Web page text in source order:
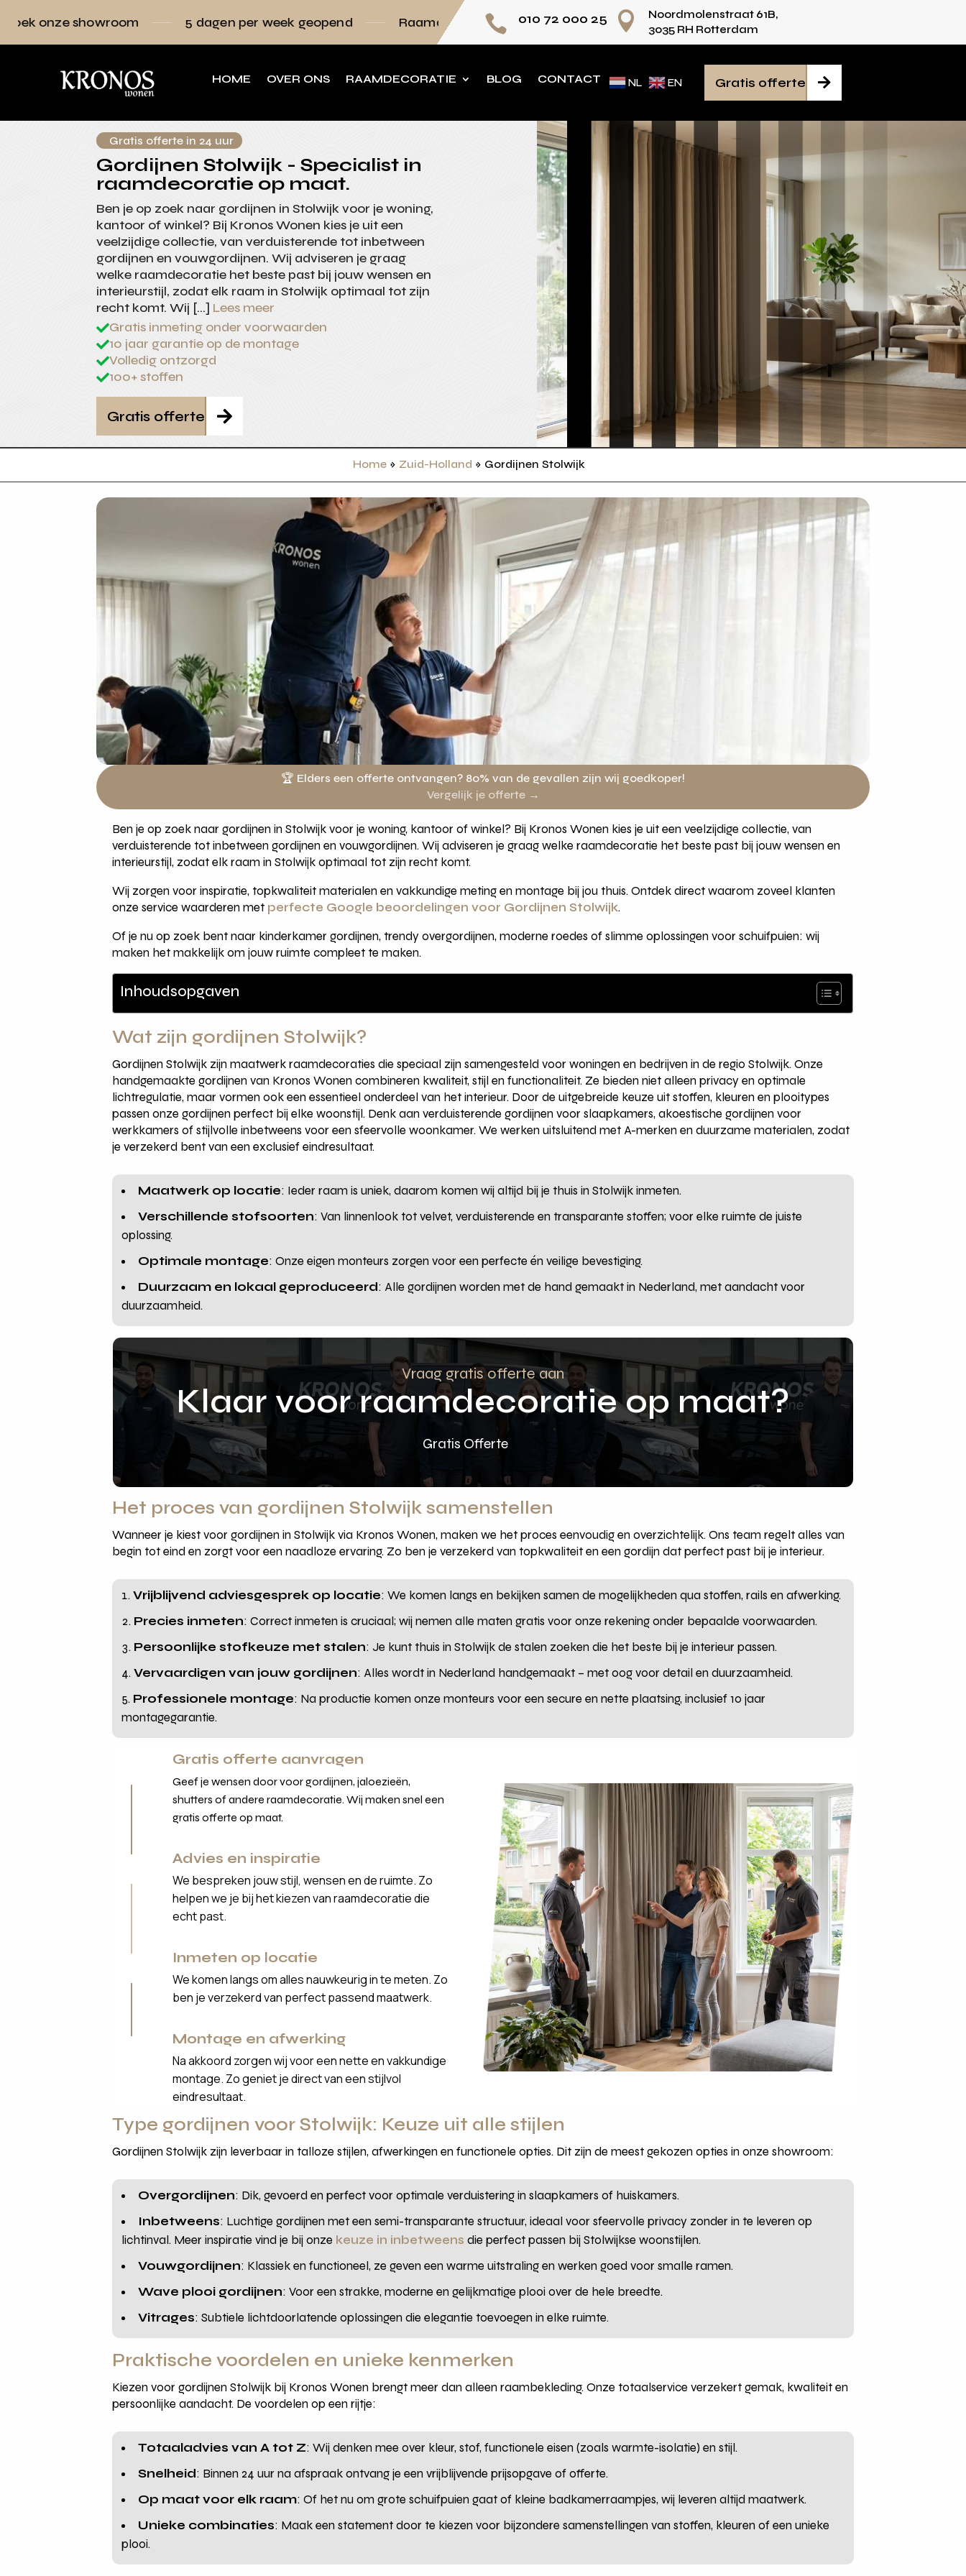
5 dagen per week geopend Raamdecoratie volledig op maat Persoonlijk advies voor iedere ruimte
 010 72 000 25 
Noordmolenstraat 61B,
3035 RH Rotterdam
HOME OVER ONS RAAMDECORATIE BLOG CONTACT NL EN 
Gratis offerte
Gratis offerte in 24 uur
Gordijnen Stolwijk - Specialist in
raamdecoratie op maat.
Ben je op zoek naar gordijnen in Stolwijk voor je woning,
kantoor of winkel? Bij Kronos Wonen kies je uit een
veelzijdige collectie, van verduisterende tot inbetween
gordijnen en vouwgordijnen. Wij adviseren je graag
welke raamdecoratie het beste past bij jouw wensen en
interieurstijl, zodat elk raam in Stolwijk optimaal tot zijn
recht komt. Wij […] Lees meer
Gratis inmeting onder voorwaarden
10 jaar garantie op de montage
Volledig ontzorgd
100+ stoffen

Gratis offerte
Home» Zuid-Holland » Gordijnen Stolwijk
🏆 Elders een offerte ontvangen? 80% van de gevallen zijn wij goedkoper!
Vergelijk je offerte →
Ben je op zoek naar gordijnen in Stolwijk voor je woning, kantoor of winkel? Bij Kronos Wonen kies je uit een veelzijdige collectie, van
verduisterende tot inbetween gordijnen en vouwgordijnen. Wij adviseren je graag welke raamdecoratie het beste past bij jouw wensen en
interieurstijl, zodat elk raam in Stolwijk optimaal tot zijn recht komt.
Wij zorgen voor inspiratie, topkwaliteit materialen en vakkundige meting en montage bij jou thuis. Ontdek direct waarom zoveel klanten
onze service waarderen met perfecte Google beoordelingen voor Gordijnen Stolwijk.
Of je nu op zoek bent naar kinderkamer gordijnen, trendy overgordijnen, moderne roedes of slimme oplossingen voor schuifpuien: wij
maken het makkelijk om jouw ruimte compleet te maken.
Inhoudsopgaven
Wat zijn gordijnen Stolwijk?
Gordijnen Stolwijk zijn maatwerk raamdecoraties die speciaal zijn samengesteld voor woningen en bedrijven in de regio Stolwijk. Onze
handgemaakte gordijnen van Kronos Wonen combineren kwaliteit, stijl en functionaliteit. Ze bieden niet alleen privacy en optimale
lichtregulatie, maar vormen ook een essentieel onderdeel van het interieur. Door de uitgebreide keuze uit stoffen, kleuren en plooitypes
passen onze gordijnen perfect bij elke woonstijl. Denk aan verduisterende gordijnen voor slaapkamers, akoestische gordijnen voor
werkkamers of stijlvolle inbetweens voor een sfeervolle woonkamer. We werken uitsluitend met A-merken en duurzame materialen, zodat
je verzekerd bent van een exclusief eindresultaat.
Maatwerk op locatie: Ieder raam is uniek, daarom komen wij altijd bij je thuis in Stolwijk inmeten.
Verschillende stofsoorten: Van linnenlook tot velvet, verduisterende en transparante stoffen; voor elke ruimte de juiste
oplossing.
Optimale montage: Onze eigen monteurs zorgen voor een perfecte én veilige bevestiging.
Duurzaam en lokaal geproduceerd: Alle gordijnen worden met de hand gemaakt in Nederland, met aandacht voor
duurzaamheid.
Vraag gratis offerte aan
Klaar voor raamdecoratie op maat?
Gratis Offerte
Het proces van gordijnen Stolwijk samenstellen
Wanneer je kiest voor gordijnen in Stolwijk via Kronos Wonen, maken we het proces eenvoudig en overzichtelijk. Ons team regelt alles van
begin tot eind en zorgt voor een naadloze ervaring. Zo ben je verzekerd van topkwaliteit en een gordijn dat perfect past bij je interieur.
Vrijblijvend adviesgesprek op locatie: We komen langs en bekijken samen de mogelijkheden qua stoffen, rails en afwerking.
Precies inmeten: Correct inmeten is cruciaal; wij nemen alle maten gratis voor onze rekening onder bepaalde voorwaarden.
Persoonlijke stofkeuze met stalen: Je kunt thuis in Stolwijk de stalen zoeken die het beste bij je interieur passen.
Vervaardigen van jouw gordijnen: Alles wordt in Nederland handgemaakt – met oog voor detail en duurzaamheid.
Professionele montage: Na productie komen onze monteurs voor een secure en nette plaatsing, inclusief 10 jaar
montagegarantie.
Gratis offerte aanvragen
Geef je wensen door voor gordijnen, jaloezieën,
shutters of andere raamdecoratie. Wij maken snel een
gratis offerte op maat.
Advies en inspiratie
We bespreken jouw stijl, wensen en de ruimte. Zo
helpen we je bij het kiezen van raamdecoratie die
echt past.
Inmeten op locatie
We komen langs om alles nauwkeurig in te meten. Zo
ben je verzekerd van perfect passend maatwerk.
Montage en afwerking
Na akkoord zorgen wij voor een nette en vakkundige
montage. Zo geniet je direct van een stijlvol
eindresultaat.
Type gordijnen voor Stolwijk: Keuze uit alle stijlen
Gordijnen Stolwijk zijn leverbaar in talloze stijlen, afwerkingen en functionele opties. Dit zijn de meest gekozen opties in onze showroom:
Overgordijnen: Dik, gevoerd en perfect voor optimale verduistering in slaapkamers of huiskamers.
Inbetweens: Luchtige gordijnen met een semi-transparante structuur, ideaal voor sfeervolle privacy zonder in te leveren op
lichtinval. Meer inspiratie vind je bij onze keuze in inbetweens die perfect passen bij Stolwijkse woonstijlen.
Vouwgordijnen: Klassiek en functioneel, ze geven een warme uitstraling en werken goed voor smalle ramen.
Wave plooi gordijnen: Voor een strakke, moderne en gelijkmatige plooi over de hele breedte.
Vitrages: Subtiele lichtdoorlatende oplossingen die elegantie toevoegen in elke ruimte.
Praktische voordelen en unieke kenmerken
Kiezen voor gordijnen Stolwijk bij Kronos Wonen brengt meer dan alleen raambekleding. Onze totaalservice verzekert gemak, kwaliteit en
persoonlijke aandacht. De voordelen op een rijtje:
Totaaladvies van A tot Z: Wij denken mee over kleur, stof, functionele eisen (zoals warmte-isolatie) en stijl.
Snelheid: Binnen 24 uur na afspraak ontvang je een vrijblijvende prijsopgave of offerte.
Op maat voor elk raam: Of het nu om grote schuifpuien gaat of kleine badkamerraampjes, wij leveren altijd maatwerk.
Unieke combinaties: Maak een statement door te kiezen voor bijzondere samenstellingen van stoffen, kleuren of een unieke
plooi.